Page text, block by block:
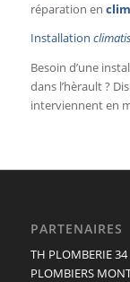
réparation en
Installation
Besoin d’une
dans l’hèrault ?
interviennent en
PARTENAIRES
TH PLOMBERIE 34
PLOMBIERS